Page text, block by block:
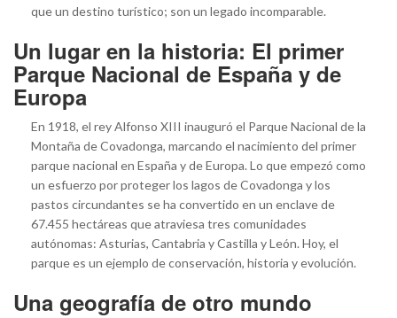
que un destino turístico; son un legado incomparable.
Un lugar en la historia: El primer
Parque Nacional de España y de
Europa
En 1918, el rey Alfonso XIII inauguró el Parque Nacional de la
Montaña de Covadonga, marcando el nacimiento del primer
parque nacional en España y de Europa. Lo que empezó como
un esfuerzo por proteger los lagos de Covadonga y los
pastos circundantes se ha convertido en un enclave de
67.455 hectáreas que atraviesa tres comunidades
autónomas: Asturias, Cantabria y Castilla y León. Hoy, el
parque es un ejemplo de conservación, historia y evolución.
Una geografía de otro mundo